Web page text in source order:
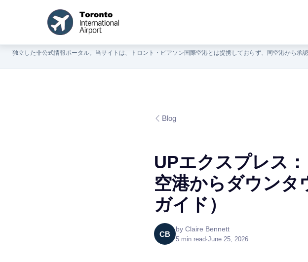
独立した非公式情報ポータル。当サイトは、トロント・ピアソン国際空港とは提携しておらず、同空港から
Blog
UPエクスプレス
空港からダウンタ
ガイド）
CB
by Claire Bennett
5 min read•June 25, 2026